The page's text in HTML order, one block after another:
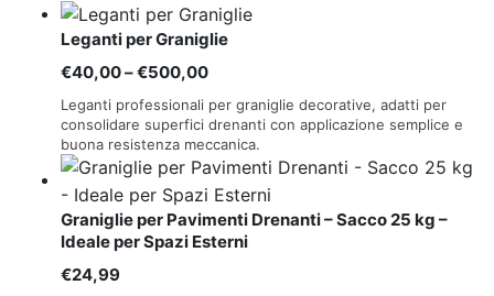
€60,00
a
Leganti per Graniglie
€40,00–€500,00Fascia
prezzo:
da
€40,00
a
€500,00
Leganti professionali per graniglie decorative, adatti per
consolidare superfici drenanti con applicazione semplice e
buona resistenza meccanica.
Graniglie per Pavimenti Drenanti – Sacco 25 kg –
Ideale per Spazi Esterni
€24,99